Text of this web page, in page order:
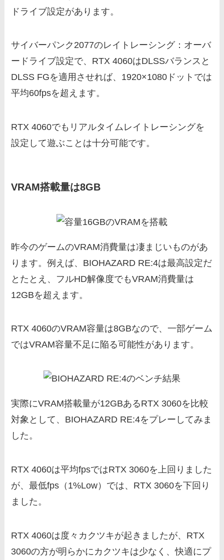
ドライブ設定があります。
サイバーパンク2077のレイトレーシング：オーバ
ードライブ設定で、RTX 4060はDLSSバランスと
DLSS FGを適用させれば、1920×1080ドットでは
平均60fpsを超えます。
RTX 4060でもリアルタイムレイトレーシングを
設定して遊ぶことは十分可能です。
VRAM搭載量は8GB
昨今のゲームのVRAM消費量は凄まじいものがあ
ります。例えば、BIOHAZARD RE:4は最高設定だ
とたとえ、フルHD解像度でもVRAM消費量は
12GBを超えます。
RTX 4060のVRAM容量は8GBなので、一部ゲーム
ではVRAM容量不足に陥る可能性があります。
実際にVRAM搭載量が12GBあるRTX 3060を比較
対象として、BIOHAZARD RE:4をプレーしてみま
した。
RTX 4060は平均fpsではRTX 3060を上回りました
が、最低fps（1%Low）では、RTX 3060を下回り
ました。
RTX 4060は度々カクツキが起きましたが、RTX
3060の方が明らかにカクツキは少なく、快適にプ